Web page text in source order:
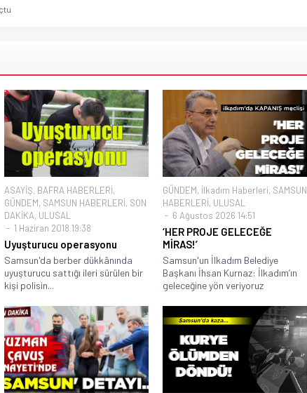
ASAYİŞ, BAFRA HABERLERİ,
GÜNDEM, SAMSUN HABERLERİ, SON
DAKİKA, ULUSAL
1 Haziran 2018 19:38
Uyuşturucu operasyonu
Samsun'da berber dükkânında
uyuşturucu sattığı ileri sürülen bir
kişi polisin...
GÜNDEM, İlkadım Haberleri, SAMSUN
HABERLERİ, ULUSAL
6 Ağustos 2026 14:51
‘HER PROJE GELECEĞE
MİRAS!’
Samsun'un İlkadım Belediye
Başkanı İhsan Kurnaz: İlkadım’ın
geleceğine yön veriyoruz